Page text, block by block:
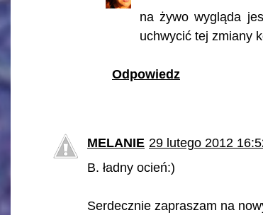
na żywo wygląda
uchwycić tej zmiany
Odpowiedz
MELANIE 29 lutego 2012
B. ładny ocień:)
Serdecznie zapraszam na